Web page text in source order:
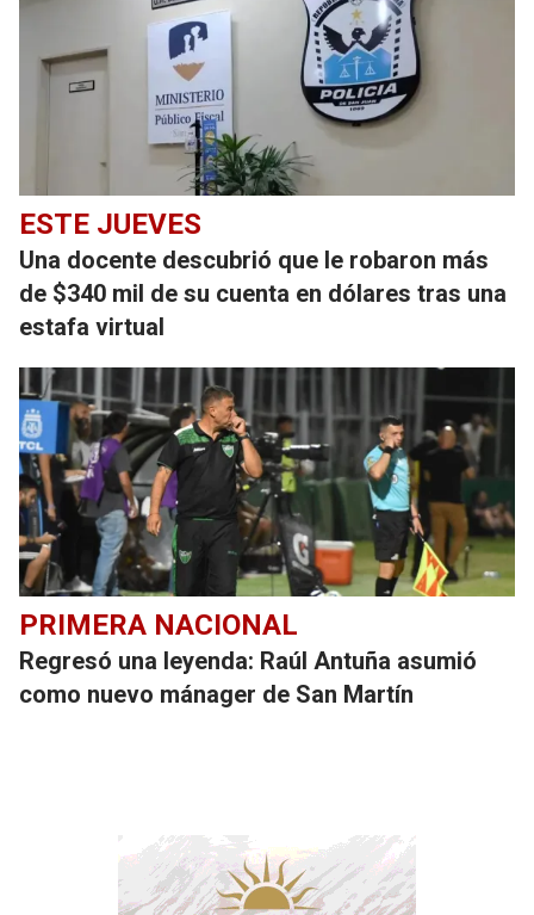
ESTE JUEVES
Una docente descubrió que le robaron más
de $340 mil de su cuenta en dólares tras una
estafa virtual
PRIMERA NACIONAL
Regresó una leyenda: Raúl Antuña asumió
como nuevo mánager de San Martín